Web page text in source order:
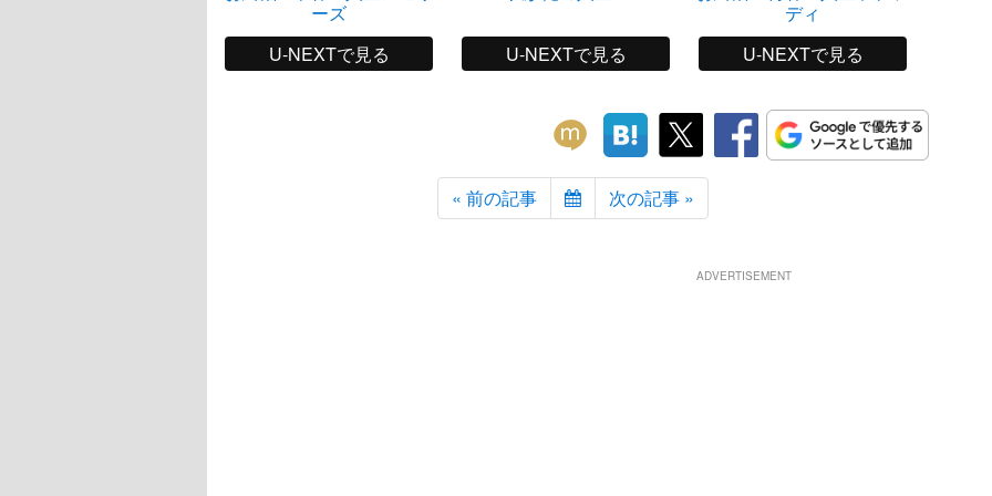
ーズ
U-NEXTで見る
U-NEXTで見る
ディ
U-NEXTで見る
« 前の記事 次の記事 »
ADVERTISEMENT